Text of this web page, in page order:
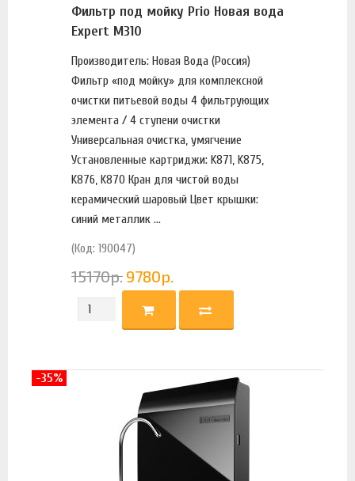
Фильтр под мойку Prio Новая вода
Expert M310
Производитель: Новая Вода (Россия)
Фильтр «под мойку» для комплексной
очистки питьевой воды 4 фильтрующих
элемента / 4 ступени очистки
Универсальная очистка, умягчение
Установленные картриджи: K871, K875,
K876, K870 Кран для чистой воды
керамический шаровый Цвет крышки:
синий металлик ...
(Код: 190047)
15170р. 9780р.
-35%